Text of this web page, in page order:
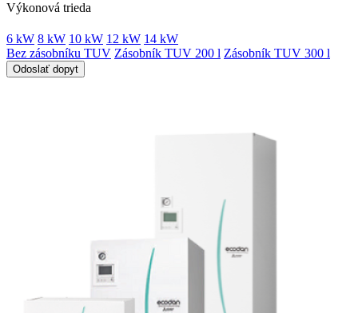
Výkonová trieda
6 kW 8 kW 10 kW 12 kW 14 kW
Bez zásobníku TUV Zásobník TUV 200 l Zásobník TUV 300 l
Odoslať dopyt